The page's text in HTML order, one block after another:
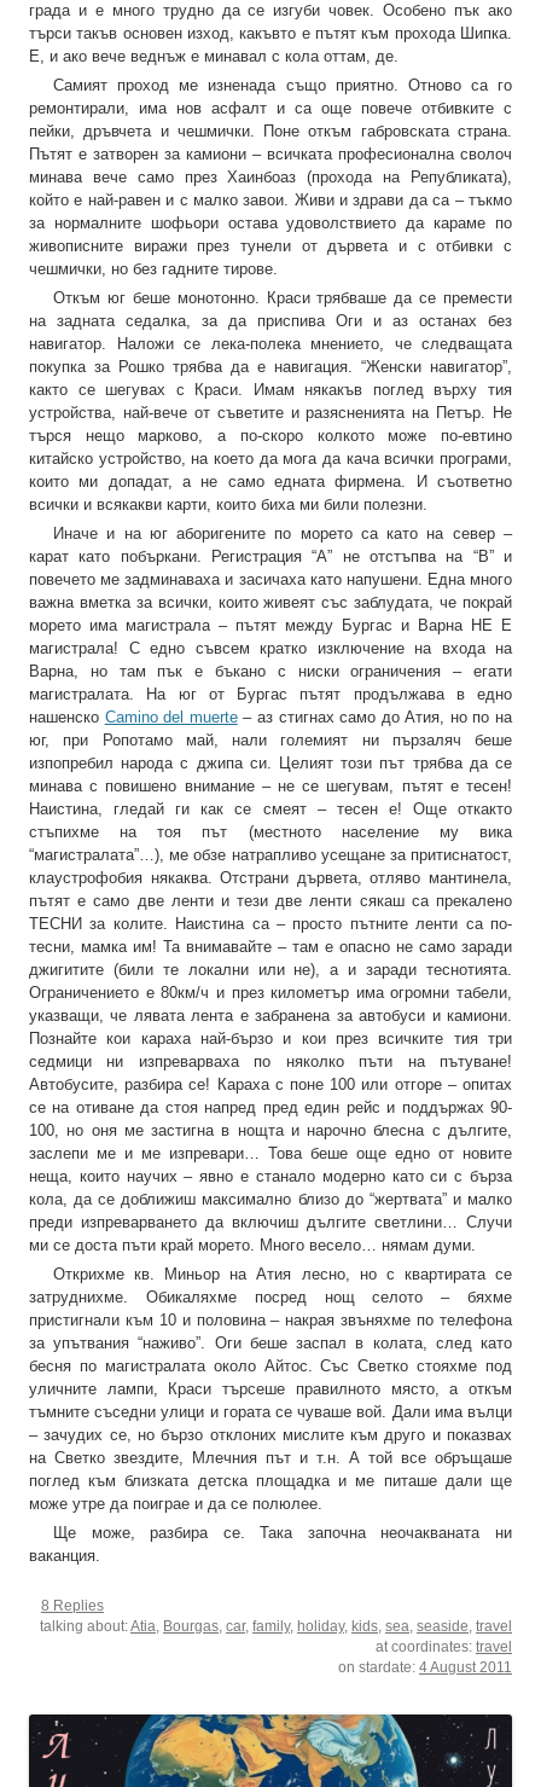
града и е много трудно да се изгуби човек. Особено пък ако
търси такъв основен изход, какъвто е пътят към прохода Шипка.
Е, и ако вече веднъж е минавал с кола оттам, де.
Самият проход ме изненада също приятно. Отново са го
ремонтирали, има нов асфалт и са още повече отбивките с
пейки, дръвчета и чешмички. Поне откъм габровската страна.
Пътят е затворен за камиони – всичката професионална сволоч
минава вече само през Хаинбоаз (прохода на Републиката),
който е най-равен и с малко завои. Живи и здрави да са – тъкмо
за нормалните шофьори остава удоволствието да караме по
живописните виражи през тунели от дървета и с отбивки с
чешмички, но без гадните тирове.
Откъм юг беше монотонно. Краси трябваше да се премести
на задната седалка, за да приспива Оги и аз останах без
навигатор. Наложи се лека-полека мнението, че следващата
покупка за Рошко трябва да е навигация. “Женски навигатор”,
както се шегувах с Краси. Имам някакъв поглед върху тия
устройства, най-вече от съветите и разясненията на Петър. Не
търся нещо марково, а по-скоро колкото може по-евтино
китайско устройство, на което да мога да кача всички програми,
които ми допадат, а не само едната фирмена. И съответно
всички и всякакви карти, които биха ми били полезни.
Иначе и на юг аборигените по морето са като на север –
карат като побъркани. Регистрация “А” не отстъпва на “В” и
повечето ме задминаваха и засичаха като напушени. Една много
важна вметка за всички, които живеят със заблудата, че покрай
морето има магистрала – пътят между Бургас и Варна НЕ Е
магистрала! С едно съвсем кратко изключение на входа на
Варна, но там пък е бъкано с ниски ограничения – егати
магистралата. На юг от Бургас пътят продължава в едно
нашенско Camino del muerte– аз стигнах само до Атия, но по на
юг, при Ропотамо май, нали големият ни пързаляч беше
изпопребил народа с джипа си. Целият този път трябва да се
минава с повишено внимание – не се шегувам, пътят е тесен!
Наистина, гледай ги как се смеят – тесен е! Още откакто
стъпихме на тоя път (местното население му вика
“магистралата”…), ме обзе натрапливо усещане за притиснатост,
клаустрофобия някаква. Отстрани дървета, отляво мантинела,
пътят е само две ленти и тези две ленти сякаш са прекалено
ТЕСНИ за колите. Наистина са – просто пътните ленти са по-
тесни, мамка им! Та внимавайте – там е опасно не само заради
джигитите (били те локални или не), а и заради теснотията.
Ограничението е 80км/ч и през километър има огромни табели,
указващи, че лявата лента е забранена за автобуси и камиони.
Познайте кои караха най-бързо и кои през всичките тия три
седмици ни изпреварваха по няколко пъти на пътуване!
Автобусите, разбира се! Караха с поне 100 или отгоре – опитах
се на отиване да стоя напред пред един рейс и поддържах 90-
100, но оня ме застигна в нощта и нарочно блесна с дългите,
заслепи ме и ме изпревари… Това беше още едно от новите
неща, които научих – явно е станало модерно като си с бърза
кола, да се доближиш максимално близо до “жертвата” и малко
преди изпреварването да включиш дългите светлини… Случи
ми се доста пъти край морето. Много весело… нямам думи.
Открихме кв. Миньор на Атия лесно, но с квартирата се
затруднихме. Обикаляхме посред нощ селото – бяхме
пристигнали към 10 и половина – накрая звъняхме по телефона
за упътвания “наживо”. Оги беше заспал в колата, след като
бесня по магистралата около Айтос. Със Светко стояхме под
уличните лампи, Краси търсеше правилното място, а откъм
тъмните съседни улици и гората се чуваше вой. Дали има вълци
– зачудих се, но бързо отклоних мислите към друго и показвах
на Светко звездите, Млечния път и т.н. А той все обръщаше
поглед към близката детска площадка и ме питаше дали ще
може утре да поиграе и да се полюлее.
Ще може, разбира се. Така започна неочакваната ни
ваканция.
8 Replies
talking about:Atia Bourgas car, family, holiday, kids sea seaside travel
at coordinates: travel
on stardate: 4 August 2011